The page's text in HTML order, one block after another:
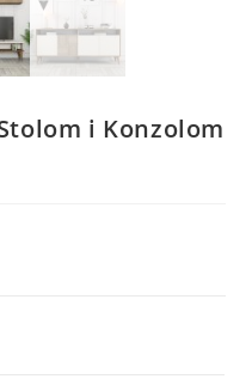
i Konzolom